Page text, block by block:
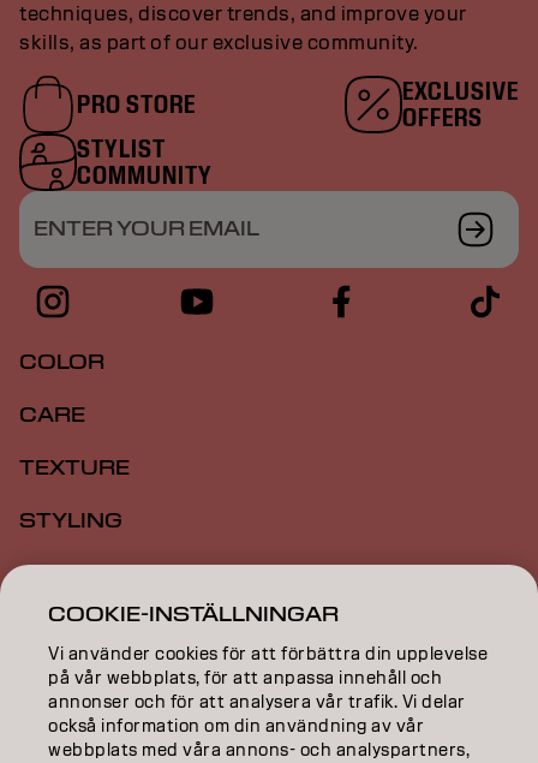
techniques, discover trends, and improve your
skills, as part of our exclusive community.
PRO STORE
EXCLUSIVE
OFFERS
STYLIST
COMMUNITY
ENTER YOUR EMAIL
COLOR
CARE
TEXTURE
STYLING
INSPIRATION
EDUCATION
ABOUT
SALON FINDER
COOKIE-INSTÄLLNINGAR
Vi använder cookies för att förbättra din upplevelse
på vår webbplats, för att anpassa innehåll och
annonser och för att analysera vår trafik. Vi delar
också information om din användning av vår
webbplats med våra annons- och analyspartners,